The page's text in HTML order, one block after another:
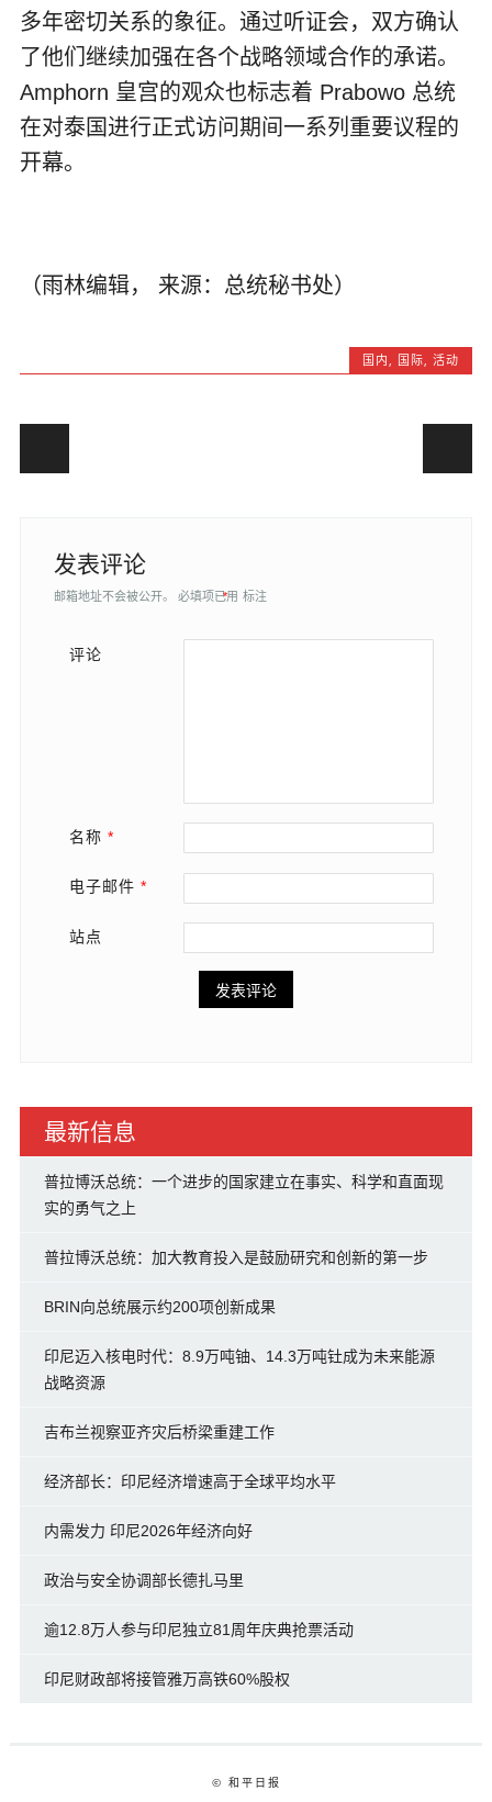
多年密切关系的象征。通过听证会，双方确认
了他们继续加强在各个战略领域合作的承诺。
Amphorn 皇宫的观众也标志着 Prabowo 总统
在对泰国进行正式访问期间一系列重要议程的
开幕。
（雨林编辑， 来源：总统秘书处）
国内, 国际,活动
发表评论
邮箱地址不会被公开。 必填项已用
* 标注
评论
名称 *
电子邮件 *
站点
最新信息
普拉博沃总统：一个进步的国家建立在事实、科学和直面现
实的勇气之上
普拉博沃总统：加大教育投入是鼓励研究和创新的第一步
BRIN向总统展示约200项创新成果
印尼迈入核电时代：8.9万吨铀、14.3万吨钍成为未来能源
战略资源
吉布兰视察亚齐灾后桥梁重建工作
经济部长：印尼经济增速高于全球平均水平
内需发力 印尼2026年经济向好
政治与安全协调部长德扎马里
逾12.8万人参与印尼独立81周年庆典抢票活动
印尼财政部将接管雅万高铁60%股权
© 和平日报